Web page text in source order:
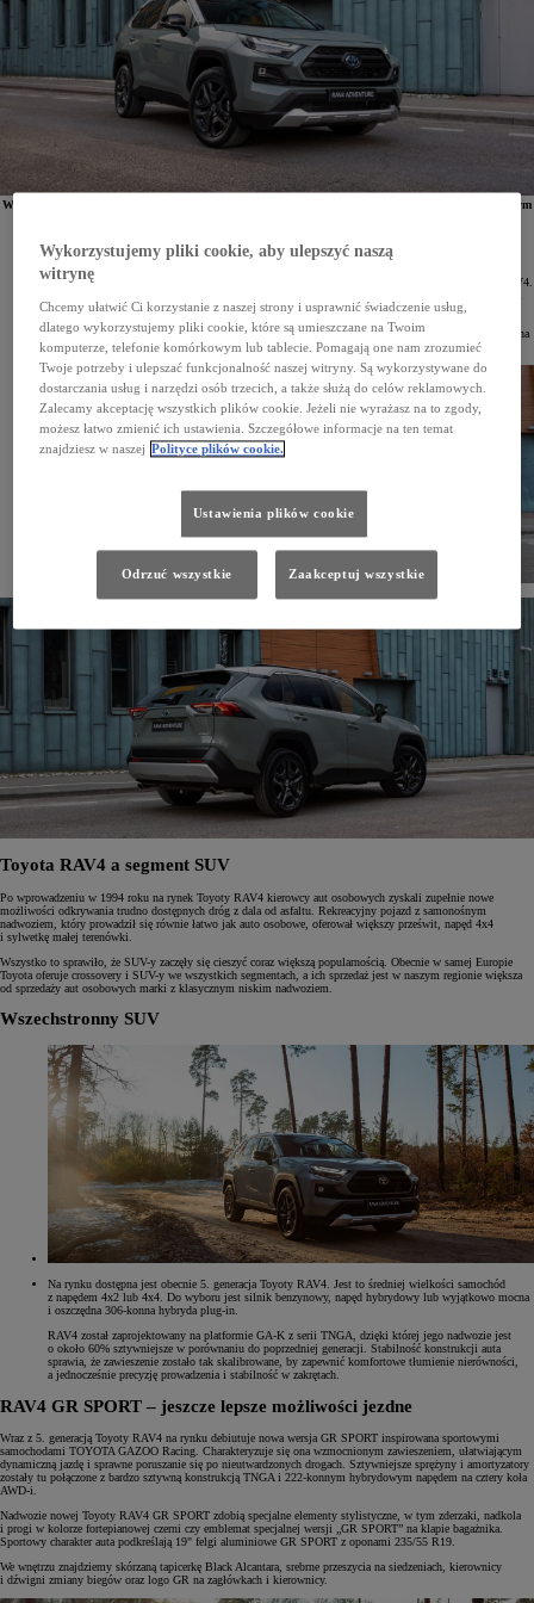
W 2022 roku najpopularniejszym SUV-em na świecie była
. Salony marki opuściło w tym
Analitycy portalu focus2move.com przeanalizowali dane o rejestracjach publikowane przez
odpowiednie władze w 162 krajach i przedstawili ranking najpopularniejszych SUV-ów na świecie
w 2022 roku. Na jego czele z liczbą 871 513 sprzedanych samochodów uplasowała się Toyota RAV4.
rynku motoryzacyjnym.
RAV4 jest najpopularniejszym SUV-em na świecie nieprzerwanie od 2017 roku. W 2020 roku łączna
sprzedaż tego modelu przekroczyła 10 mln samochodów.
Toyota RAV4 a segment SUV
Po wprowadzeniu w 1994 roku na rynek Toyoty RAV4 kierowcy aut osobowych zyskali zupełnie nowe
możliwości odkrywania trudno dostępnych dróg z dala od asfaltu. Rekreacyjny pojazd z samonośnym
nadwoziem, który prowadził się równie łatwo jak auto osobowe, oferował większy prześwit, napęd 4x4
i sylwetkę małej terenówki.
Wszystko to sprawiło, że SUV-y zaczęły się cieszyć coraz większą popularnością. Obecnie w samej Europie
Toyota oferuje crossovery i SUV-y we wszystkich segmentach, a ich sprzedaż jest w naszym regionie większa
od sprzedaży aut osobowych marki z klasycznym niskim nadwoziem.
Wszechstronny SUV
Na rynku dostępna jest obecnie 5. generacja Toyoty RAV4. Jest to średniej wielkości samochód
z napędem 4x2 lub 4x4. Do wyboru jest silnik benzynowy, napęd hybrydowy lub wyjątkowo mocna
i oszczędna 306-konna hybryda plug-in.
RAV4 został zaprojektowany na platformie GA-K z serii TNGA, dzięki której jego nadwozie jest
o około 60% sztywniejsze w porównaniu do poprzedniej generacji. Stabilność konstrukcji auta
sprawia, że zawieszenie zostało tak skalibrowane, by zapewnić komfortowe tłumienie nierówności,
a jednocześnie precyzję prowadzenia i stabilność w zakrętach.
RAV4 GR SPORT – jeszcze lepsze możliwości jezdne
Wraz z 5. generacją Toyoty RAV4 na rynku debiutuje nowa wersja GR SPORT inspirowana sportowymi
samochodami TOYOTA GAZOO Racing. Charakteryzuje się ona wzmocnionym zawieszeniem, ułatwiającym
dynamiczną jazdę i sprawne poruszanie się po nieutwardzonych drogach. Sztywniejsze sprężyny i amortyzatory
zostały tu połączone z bardzo sztywną konstrukcją TNGA i 222-konnym hybrydowym napędem na cztery koła
AWD-i.
Nadwozie nowej Toyoty RAV4 GR SPORT zdobią specjalne elementy stylistyczne, w tym zderzaki, nadkola
i progi w kolorze fortepianowej czerni czy emblemat specjalnej wersji „GR SPORT” na klapie bagażnika.
Sportowy charakter auta podkreślają 19" felgi aluminiowe GR SPORT z oponami 235/55 R19.
We wnętrzu znajdziemy skórzaną tapicerkę Black Alcantara, srebrne przeszycia na siedzeniach, kierownicy
i dźwigni zmiany biegów oraz logo GR na zagłówkach i kierownicy.
Wykorzystujemy pliki cookie, aby ulepszyć naszą
witrynę
Chcemy ułatwić Ci korzystanie z naszej strony i usprawnić świadczenie usług,
dlatego wykorzystujemy pliki cookie, które są umieszczane na Twoim
komputerze, telefonie komórkowym lub tablecie. Pomagają one nam zrozumieć
Twoje potrzeby i ulepszać funkcjonalność naszej witryny. Są wykorzystywane do
dostarczania usług i narzędzi osób trzecich, a także służą do celów reklamowych.
Zalecamy akceptację wszystkich plików cookie. Jeżeli nie wyrażasz na to zgody,
możesz łatwo zmienić ich ustawienia. Szczegółowe informacje na ten temat
znajdziesz w naszej Polityce plików cookie.
Ustawienia plików cookie
Odrzuć wszystkie Zaakceptuj wszystkie